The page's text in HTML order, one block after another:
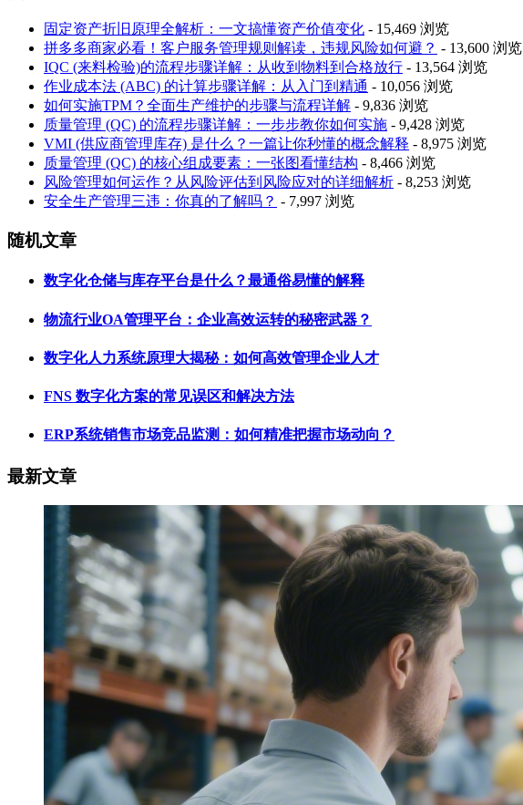
固定资产折旧原理全解析：一文搞懂资产价值变化 - 15,469 浏览
拼多多商家必看！客户服务管理规则解读，违规风险如何避？ - 13,600 浏览
IQC (来料检验)的流程步骤详解：从收到物料到合格放行 - 13,564 浏览
作业成本法 (ABC) 的计算步骤详解：从入门到精通 - 10,056 浏览
如何实施TPM？全面生产维护的步骤与流程详解 - 9,836 浏览
质量管理 (QC) 的流程步骤详解：一步步教你如何实施 - 9,428 浏览
VMI (供应商管理库存) 是什么？一篇让你秒懂的概念解释 - 8,975 浏览
质量管理 (QC) 的核心组成要素：一张图看懂结构 - 8,466 浏览
风险管理如何运作？从风险评估到风险应对的详细解析 - 8,253 浏览
安全生产管理三违：你真的了解吗？ - 7,997 浏览
随机文章
数字化仓储与库存平台是什么？最通俗易懂的解释
物流行业OA管理平台：企业高效运转的秘密武器？
数字化人力系统原理大揭秘：如何高效管理企业人才
FNS 数字化方案的常见误区和解决方法
ERP系统销售市场竞品监测：如何精准把握市场动向？
最新文章